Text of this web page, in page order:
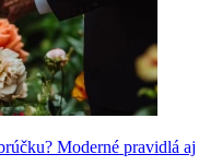
Moderné pravidlá aj